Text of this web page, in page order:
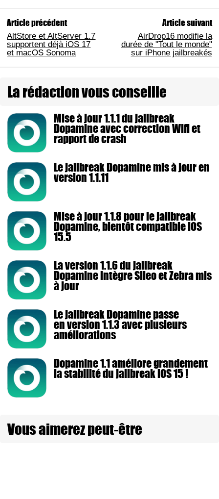
Article précédent
AltStore et AltServer 1.7
supportent déjà iOS 17
et macOS Sonoma
Article suivant
AirDrop16 modifie la
durée de "Tout le monde"
sur iPhone jailbreakés
La rédaction vous conseille
Mise à jour 1.1.1 du jailbreak
Dopamine avec correction Wifi et
rapport de crash
Le jailbreak Dopamine mis à jour en
version 1.1.11
Mise à jour 1.1.8 pour le jailbreak
Dopamine, bientôt compatible iOS
15.5
La version 1.1.6 du jailbreak
Dopamine intègre Sileo et Zebra mis
à jour
Le jailbreak Dopamine passe
en version 1.1.3 avec plusieurs
améliorations
Dopamine 1.1 améliore grandement
la stabilité du jailbreak iOS 15 !
Vous aimerez peut-être